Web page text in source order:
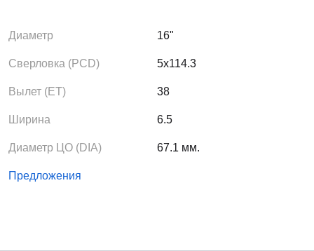
Диаметр 16"
Сверловка (PCD) 5x114.3
Вылет (ЕТ) 38
Ширина 6.5
Диаметр ЦО (DIA) 67.1 мм.
Предложения